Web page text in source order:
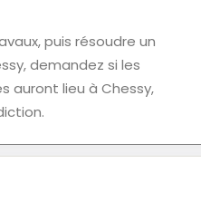
puis résoudre un
demandez si les
auront lieu à Chessy,